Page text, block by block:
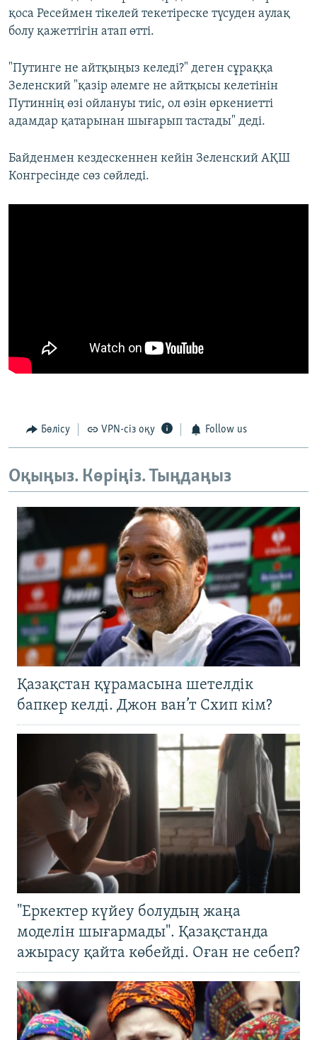
қоса Ресеймен тікелей текетіреске түсуден аулақ
болу қажеттігін атап өтті.
"Путинге не айтқыңыз келеді?" деген сұраққа
Зеленский "қазір әлемге не айтқысы келетінін
Путиннің өзі ойлануы тиіс, ол өзін өркениетті
адамдар қатарынан шығарып тастады" деді.
Байденмен кездескеннен кейін Зеленский АҚШ
Конгресінде сөз сөйледі.
Бөлісу VPN-сіз оқу Follow us
Оқыңыз. Көріңіз. Тыңдаңыз
Қазақстан құрамасына шетелдік
бапкер келді. Джон ван’т Схип кім?
"Еркектер күйеу болудың жаңа
моделін шығармады". Қазақстанда
ажырасу қайта көбейді. Оған не себеп?